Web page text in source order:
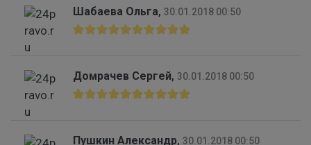
Шабаева Ольга, 30.01.2018 00:50
Домрачев Сергей, 30.01.2018 00:50
Пушкин Александр, 30.01.2018 00:50